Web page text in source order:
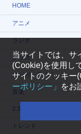
HOME
アニメ
ラジオ
グッズ
マンガ・ラノベ
音楽
2.5次元
トレンド
当サイトでは、サ
(Cookie)を使用し
サイトのクッキー
ーポリシー」
をお